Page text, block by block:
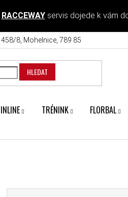
RACCEWAYservis dojede k vám
8, Mohelnice, 789 85
HLEDAT
INLINE TRÉNINK FLORBAL